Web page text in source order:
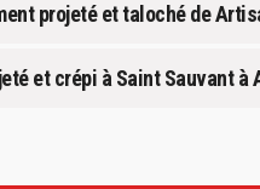
projeté et taloché de
et crépi à Saint Sauvant à